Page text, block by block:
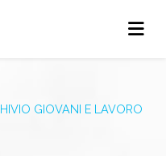
GIOVANI E LAVORO